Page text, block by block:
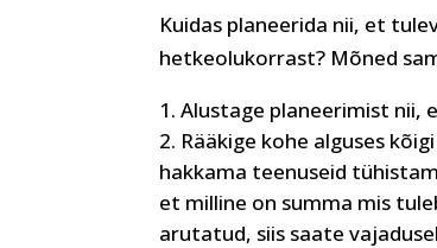
Kuidas planeerida nii, et
hetkeolukorrast? Mõned
Alustage planeerimist nii,
Rääkige kohe alguses
hakkama teenuseid
et milline on summa mis
arutatud, siis saate